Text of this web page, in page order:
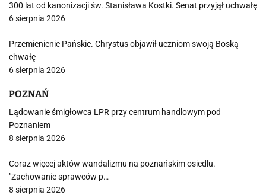
300 lat od kanonizacji św. Stanisława Kostki. Senat przyjął uchwałę
6 sierpnia 2026
Przemienienie Pańskie. Chrystus objawił uczniom swoją Boską
chwałę
6 sierpnia 2026
POZNAŃ
Lądowanie śmigłowca LPR przy centrum handlowym pod
Poznaniem
8 sierpnia 2026
Coraz więcej aktów wandalizmu na poznańskim osiedlu.
"Zachowanie sprawców p…
8 sierpnia 2026